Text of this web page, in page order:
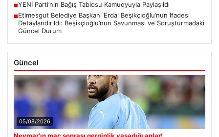
■YENİ Parti’nin Bağış Tablosu Kamuoyuyla Paylaşıldı
■Etimesgut Belediye Başkanı Erdal Beşikçioğlu’nun İfadesi
Detaylandırıldı: Beşikçioğlu’nun Savunması ve Soruşturmadaki
Güncel Durum
Güncel
05/08/2026